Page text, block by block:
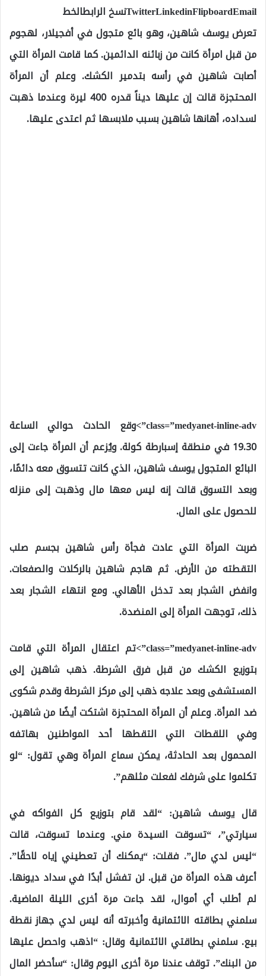
TwitterLinkedinFlipboardEmailنسخ الرابطالخط
تعرض يوسف شاهين، وهو بائع متجول في أفجيلار، لهجوم
من قبل امرأة كانت من زبائنه الدائمين. كما قامت المرأة التي
أصابت شاهين في رأسه بتدمير الكشك. وعلم أن المرأة
المحتجزة قالت إن عليها ديناً قدره 400 ليرة وعندما ذهبت
لسداده، أهانها شاهين بسبب ملابسها ثم اعتدى عليها.
class=”medyanet-inline-adv”>وقع الحادث حوالي الساعة
19.30 في منطقة إسبارطة كولة. ويُزعم أن المرأة جاءت إلى
البائع المتجول يوسف شاهين، الذي كانت تتسوق معه دائمًا،
وبعد التسوق قالت إنه ليس معها مال وذهبت إلى منزله
للحصول على المال.
ضربت المرأة التي عادت فجأة رأس شاهين بجسم صلب
التقطته من الأرض. ثم هاجم شاهين بالركلات والصفعات.
وانفض الشجار بعد تدخل الأهالي. ومع انتهاء الشجار بعد
ذلك، توجهت المرأة إلى المنضدة.
class=”medyanet-inline-adv”>تم اعتقال المرأة التي قامت
بتوزيع الكشك من قبل فرق الشرطة. ذهب شاهين إلى
المستشفى وبعد علاجه ذهب إلى مركز الشرطة وقدم شكوى
ضد المرأة. وعلم أن المرأة المحتجزة اشتكت أيضًا من شاهين.
وفي اللقطات التي التقطها أحد المواطنين بهاتفه
المحمول بعد الحادثة، يمكن سماع المرأة وهي تقول: “لو
تكلموا على شرفك لفعلت مثلهم”.
قال يوسف شاهين: “لقد قام بتوزيع كل الفواكه في
سيارتي”، “تسوقت السيدة مني. وعندما تسوقت، قالت
“ليس لدي مال”. فقلت: “يمكنك أن تعطيني إياه لاحقًا”.
أعرف هذه المرأة من قبل. لن تفشل أبدًا في سداد ديونها.
لم أطلب أي أموال، لقد جاءت مرة أخرى الليلة الماضية.
سلمني بطاقته الائتمانية وأخبرته أنه ليس لدي جهاز نقطة
بيع. سلمني بطاقتي الائتمانية وقال: “اذهب واحصل عليها
من البنك”. توقف عندنا مرة أخرى اليوم وقال: “سأحضر المال